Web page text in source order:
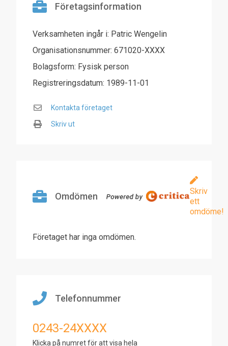
Företagsinformation
Verksamheten ingår i: Patric Wengelin
Organisationsnummer: 671020-XXXX
Bolagsform: Fysisk person
Registreringsdatum: 1989-11-01
Kontakta företaget
Skriv ut
Omdömen
Skriv
ett
omdöme!
Företaget har inga omdömen.
Telefonnummer
0243-24XXXX
Klicka på numret för att visa hela